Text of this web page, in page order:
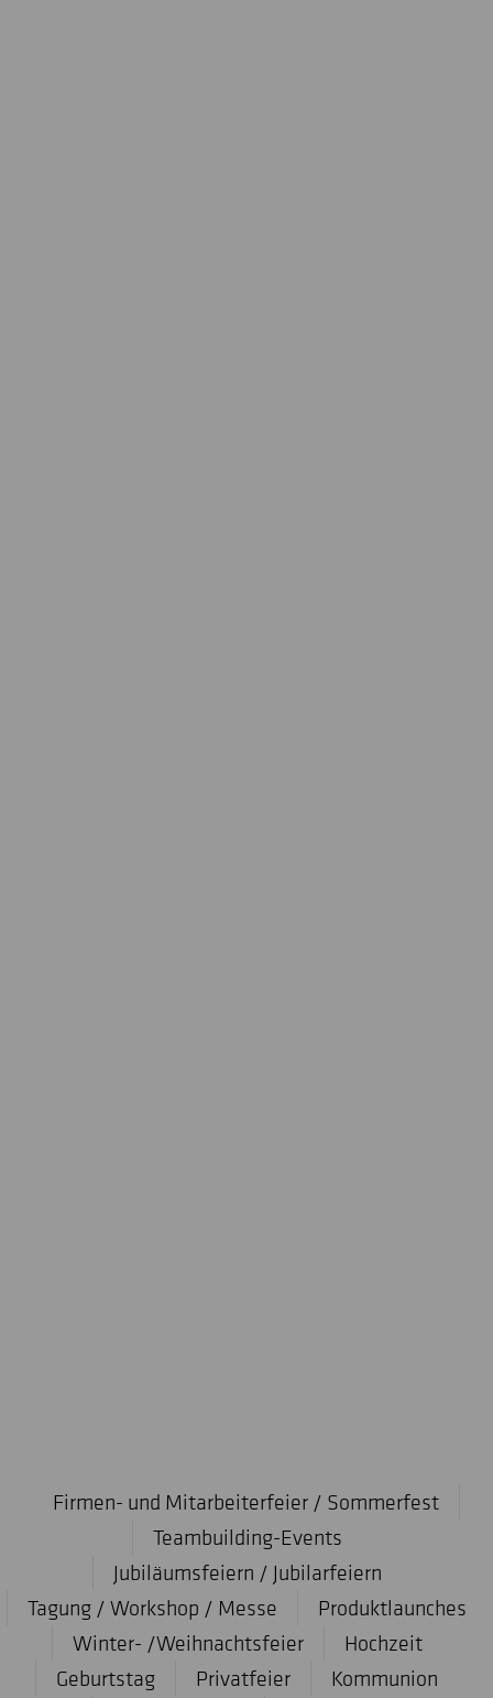
Firmen- und Mitarbeiterfeier / Sommerfest
Teambuilding-Events
Jubiläumsfeiern / Jubilarfeiern
Tagung / Workshop / Messe
Produktlaunches
Winter- /Weihnachtsfeier
Hochzeit
Geburtstag
Privatfeier
Kommunion